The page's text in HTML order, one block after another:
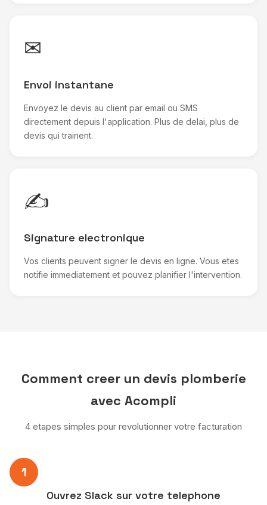
✉
Envoi instantane
Envoyez le devis au client par email ou SMS
directement depuis l'application. Plus de delai, plus de
devis qui trainent.
✍
Signature electronique
Vos clients peuvent signer le devis en ligne. Vous etes
notifie immediatement et pouvez planifier l'intervention.
Comment creer un devis plomberie
avec Acompli
4 etapes simples pour revolutionner votre facturation
1
Ouvrez Slack sur votre telephone